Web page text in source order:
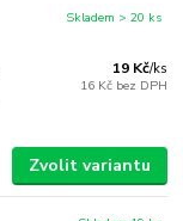
19 Kč/ks
16 Kč bez DPH
Skladem > 20 ks
Zvolit variantu